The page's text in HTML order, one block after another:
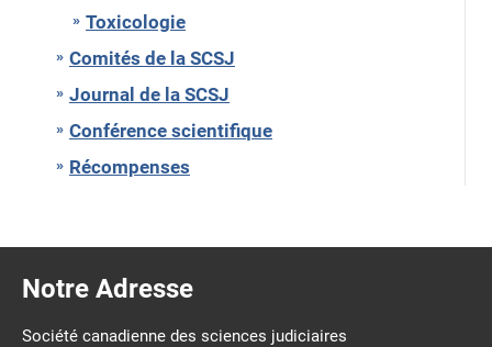
Toxicologie
Comités de la SCSJ
Journal de la SCSJ
Conférence scientifique
Récompenses
Notre Adresse
Société canadienne des sciences judiciaires